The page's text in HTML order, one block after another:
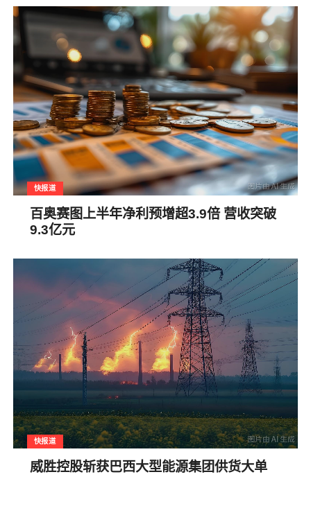
快报道
百奥赛图上半年净利预增超3.9倍 营收突破
9.3亿元
快报道
威胜控股斩获巴西大型能源集团供货大单